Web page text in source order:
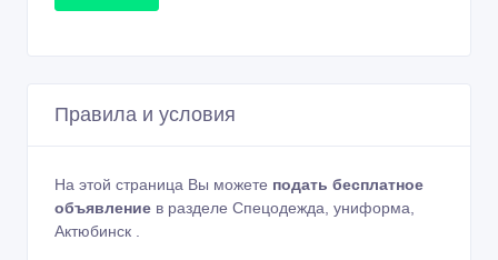
Правила и условия
На этой страница Вы можете подать бесплатное
объявление в разделе Спецодежда, униформа,
Актюбинск .